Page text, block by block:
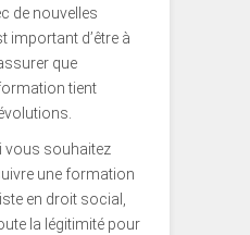
de nouvelles
important d’être à
que
tient
vous souhaitez
une formation
en droit social,
la légitimité pour